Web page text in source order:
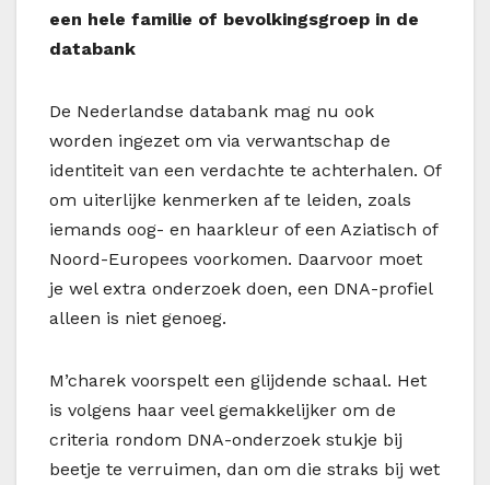
een hele familie of bevolkingsgroep in de
databank
De Nederlandse databank mag nu ook
worden ingezet om via verwantschap de
identiteit van een verdachte te achterhalen. Of
om uiterlijke kenmerken af te leiden, zoals
iemands oog- en haarkleur of een Aziatisch of
Noord-Europees voorkomen. Daarvoor moet
je wel extra onderzoek doen, een DNA-profiel
alleen is niet genoeg.
M’charek voorspelt een glijdende schaal. Het
is volgens haar veel gemakkelijker om de
criteria rondom DNA-onderzoek stukje bij
beetje te verruimen, dan om die straks bij wet